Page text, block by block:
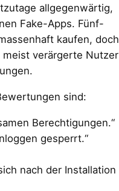
allgegenwärtig,
Fake-Apps. Fünf-
kaufen, doch
verärgerte Nutzer
sind:
Berechtigungen.“
gesperrt.“
nach der Installation